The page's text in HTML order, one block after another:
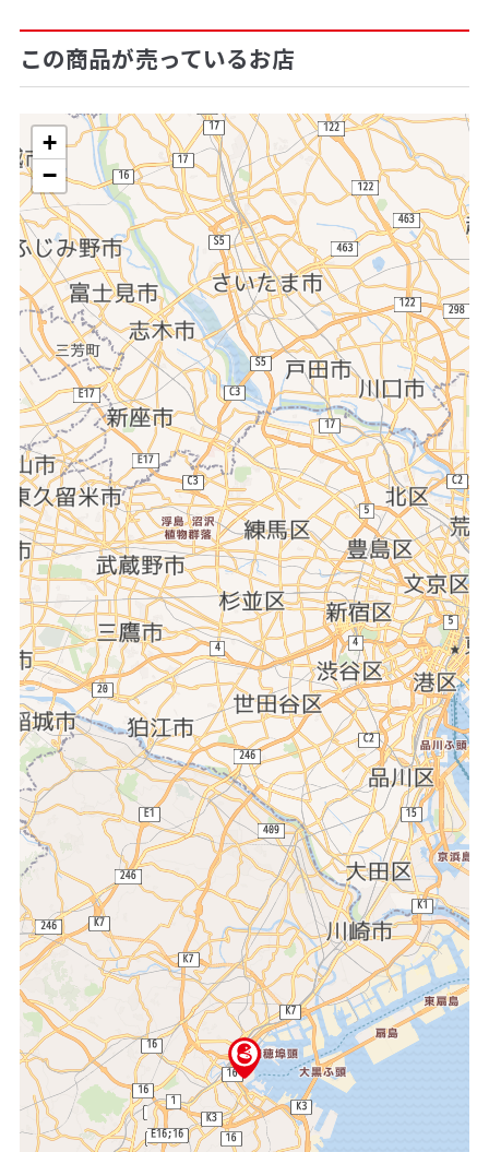
この商品が売っているお店
+
−